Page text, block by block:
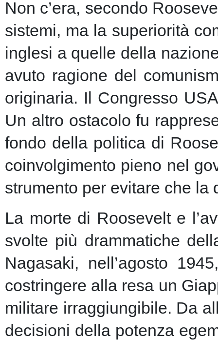
Non c’era, secondo
sistemi, ma la superiorità
inglesi a quelle della
avuto ragione del
originaria. Il Congresso
Un altro ostacolo fu
fondo della politica di
coinvolgimento pieno nel
strumento per evitare che
La morte di Roosevelt e
svolte più drammatiche
Nagasaki, nell’agosto
costringere alla resa un
militare irraggiungibile. Da
decisioni della potenza